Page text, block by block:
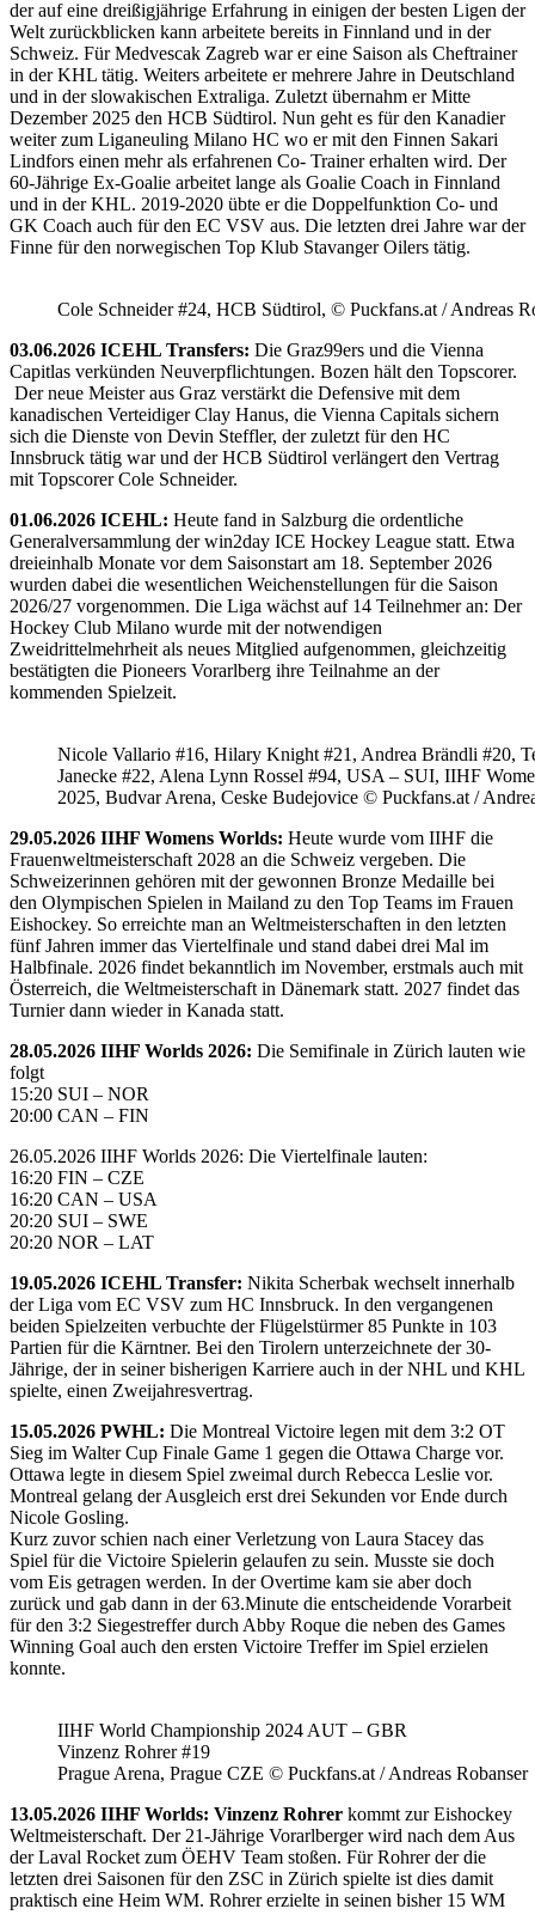
der auf eine dreißigjährige Erfahrung in einigen der besten Ligen der
Welt zurückblicken kann arbeitete bereits in Finnland und in der
Schweiz. Für Medvescak Zagreb war er eine Saison als Cheftrainer
in der KHL tätig. Weiters arbeitete er mehrere Jahre in Deutschland
und in der slowakischen Extraliga. Zuletzt übernahm er Mitte
Dezember 2025 den HCB Südtirol. Nun geht es für den Kanadier
weiter zum Liganeuling Milano HC wo er mit den Finnen Sakari
Lindfors einen mehr als erfahrenen Co- Trainer erhalten wird. Der
60-Jährige Ex-Goalie arbeitet lange als Goalie Coach in Finnland
und in der KHL. 2019-2020 übte er die Doppelfunktion Co- und
GK Coach auch für den EC VSV aus. Die letzten drei Jahre war der
Finne für den norwegischen Top Klub Stavanger Oilers tätig.
Cole Schneider #24, HCB Südtirol, © Puckfans.at / Andreas
03.06.2026 ICEHL Transfers: Die Graz99ers und die Vienna
Capitlas verkünden Neuverpflichtungen. Bozen hält den Topscorer.
Der neue Meister aus Graz verstärkt die Defensive mit dem
kanadischen Verteidiger Clay Hanus, die Vienna Capitals sichern
sich die Dienste von Devin Steffler, der zuletzt für den HC
Innsbruck tätig war und der HCB Südtirol verlängert den Vertrag
mit Topscorer Cole Schneider.
01.06.2026 ICEHL: Heute fand in Salzburg die ordentliche
Generalversammlung der win2day ICE Hockey League statt. Etwa
dreieinhalb Monate vor dem Saisonstart am 18. September 2026
wurden dabei die wesentlichen Weichenstellungen für die Saison
2026/27 vorgenommen. Die Liga wächst auf 14 Teilnehmer an: Der
Hockey Club Milano wurde mit der notwendigen
Zweidrittelmehrheit als neues Mitglied aufgenommen, gleichzeitig
bestätigten die Pioneers Vorarlberg ihre Teilnahme an der
kommenden Spielzeit.
Nicole Vallario #16, Hilary Knight #21, Andrea Brändli #20,
Janecke #22, Alena Lynn Rossel #94, USA – SUI, IIHF
2025, Budvar Arena, Ceske Budejovice © Puckfans.at /
29.05.2026 IIHF Womens Worlds: Heute wurde vom IIHF die
Frauenweltmeisterschaft 2028 an die Schweiz vergeben. Die
Schweizerinnen gehören mit der gewonnen Bronze Medaille bei
den Olympischen Spielen in Mailand zu den Top Teams im Frauen
Eishockey. So erreichte man an Weltmeisterschaften in den letzten
fünf Jahren immer das Viertelfinale und stand dabei drei Mal im
Halbfinale. 2026 findet bekanntlich im November, erstmals auch mit
Österreich, die Weltmeisterschaft in Dänemark statt. 2027 findet das
Turnier dann wieder in Kanada statt.
28.05.2026 IIHF Worlds 2026: Die Semifinale in Zürich lauten wie
folgt
15:20 SUI – NOR
20:00 CAN – FIN
26.05.2026 IIHF Worlds 2026: Die Viertelfinale lauten:
16:20 FIN – CZE
16:20 CAN – USA
20:20 SUI – SWE
20:20 NOR – LAT
19.05.2026 ICEHL Transfer: Nikita Scherbak wechselt innerhalb
der Liga vom EC VSV zum HC Innsbruck. In den vergangenen
beiden Spielzeiten verbuchte der Flügelstürmer 85 Punkte in 103
Partien für die Kärntner. Bei den Tirolern unterzeichnete der 30-
Jährige, der in seiner bisherigen Karriere auch in der NHL und KHL
spielte, einen Zweijahresvertrag.
15.05.2026 PWHL: Die Montreal Victoire legen mit dem 3:2 OT
Sieg im Walter Cup Finale Game 1 gegen die Ottawa Charge vor.
Ottawa legte in diesem Spiel zweimal durch Rebecca Leslie vor.
Montreal gelang der Ausgleich erst drei Sekunden vor Ende durch
Nicole Gosling.
Kurz zuvor schien nach einer Verletzung von Laura Stacey das
Spiel für die Victoire Spielerin gelaufen zu sein. Musste sie doch
vom Eis getragen werden. In der Overtime kam sie aber doch
zurück und gab dann in der 63.Minute die entscheidende Vorarbeit
für den 3:2 Siegestreffer durch Abby Roque die neben des Games
Winning Goal auch den ersten Victoire Treffer im Spiel erzielen
konnte.
IIHF World Championship 2024 AUT – GBR
Vinzenz Rohrer #19
Prague Arena, Prague CZE © Puckfans.at / Andreas Robanser
13.05.2026 IIHF Worlds: Vinzenz Rohrer kommt zur Eishockey
Weltmeisterschaft. Der 21-Jährige Vorarlberger wird nach dem Aus
der Laval Rocket zum ÖEHV Team stoßen. Für Rohrer der die
letzten drei Saisonen für den ZSC in Zürich spielte ist dies damit
praktisch eine Heim WM. Rohrer erzielte in seinen bisher 15 WM